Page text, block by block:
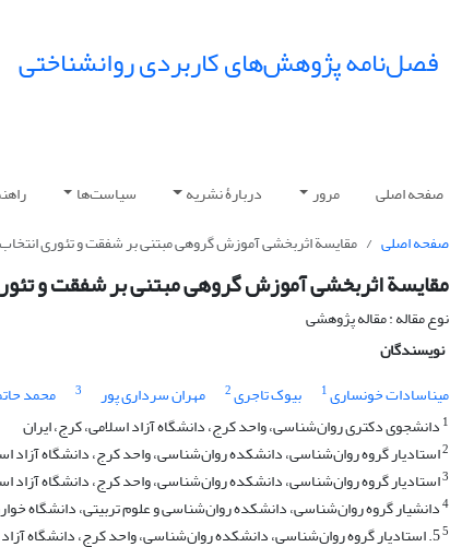
فصل‌نامه پژوهش‌های کاربردی روانشناختی
صفحه اصلی مرور دربارۀ نشریه سیاست‌ها
صفحه اصلی
مقایسة اثربخشی آموزش گروهی مبتنی بر شفقت و تئوری
مقایسة اثربخشی آموزش گروهی مبتنی بر شفقت و
نوع مقاله : مقاله پژوهشی
نویسندگان
میناسادات خونساری1 بیوک تاجری2 مهران سرداری پور 3 محمد
1 دانشجوی دکتری روان‌شناسی، واحد کرج، دانشگاه آزاد اسلامی، کرج، ایران
2استادیار گروه روان‌شناسی، دانشکده روان‌شناسی، واحد کرج، دانشگاه آزاد
3استادیار گروه روان‌شناسی، دانشکده روان‌شناسی، واحد کرج، دانشگاه آزاد
4دانشیار گروه روان‌شناسی، دانشکده روان‌شناسی و علوم تربیتی، دانشگاه
5